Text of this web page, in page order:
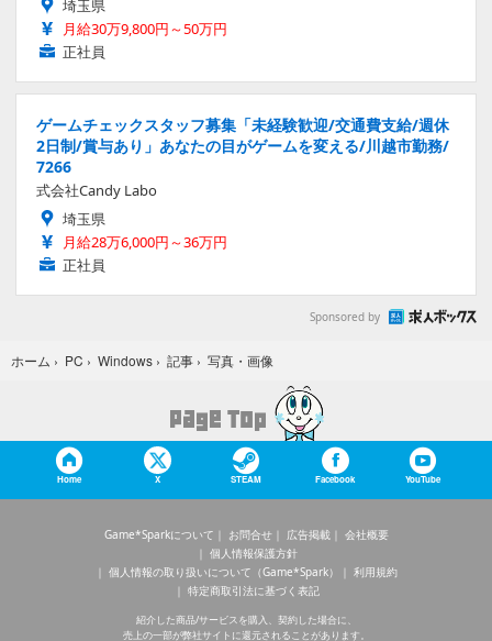
埼玉県
月給30万9,800円～50万円
正社員
ゲームチェックスタッフ募集「未経験歓迎/交通費支給/週休
2日制/賞与あり」あなたの目がゲームを変える/川越市勤務/
7266
式会社Candy Labo
埼玉県
月給28万6,000円～36万円
正社員
Sponsored by
ホーム › PC › Windows › 記事 › 写真・画像
Home X STEAM Facebook YouTube
Game*Sparkについて お問合せ 広告掲載
会社概要
個人情報保護方針
個人情報の取り扱いについて（Game*Spark）
利用規約
特定商取引法に基づく表記
紹介した商品/サービスを購入、契約した場合に、
売上の一部が弊社サイトに還元されることがあります。